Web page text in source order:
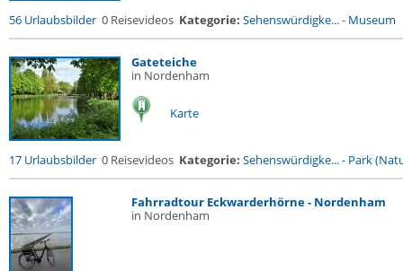
56 Urlaubsbilder 0 Reisevideos Kategorie: Sehenswürdigke...- Museum
Gateteiche
in Nordenham
Karte
17 Urlaubsbilder 0 Reisevideos Kategorie: Sehenswürdigke...- Park
Fahrradtour Eckwarderhörne - Nordenham
in Nordenham